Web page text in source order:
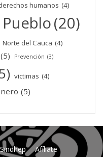
humanos (4)
(20)
Norte del Cauca (4)
(5) Prevención (3)
victimas (4)
(5)
Afíliate